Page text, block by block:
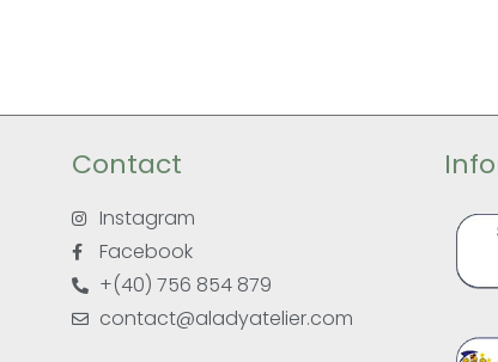
Contact
Instagram
Facebook
+(40) 756 854 879
contact@aladyatelier.com